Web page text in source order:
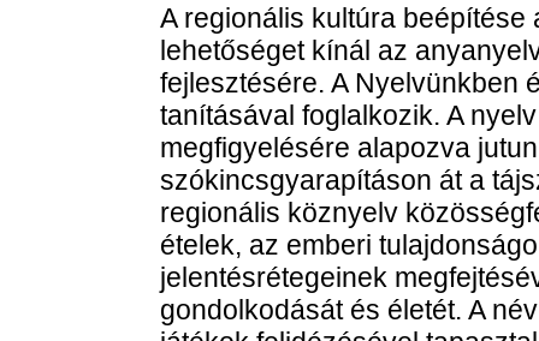
A regionális kultúra
lehetőséget kínál az
fejlesztésére. A Nyelvünkben
tanításával foglalkozik. A
megfigyelésére alapozva
szókincsgyarapításon át a
regionális köznyelv
ételek, az emberi
jelentésrétegeinek
gondolkodását és életét. A